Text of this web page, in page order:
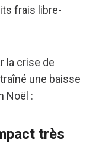
frais libre-
la crise de
une baisse
Noël :
très